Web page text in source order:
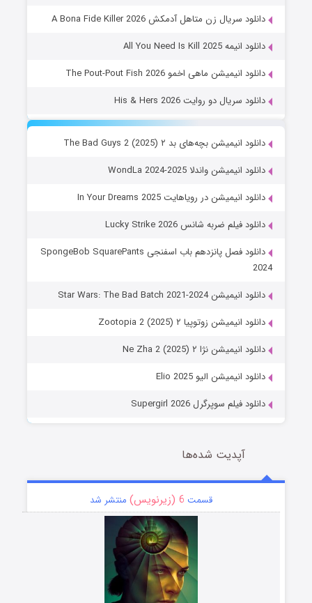
دانلود سریال زن متاهل آدمکش A Bona Fide Killer 2026
دانلود انیمه All You Need Is Kill 2025
دانلود انیمیشن ماهی اخمو The Pout-Pout Fish 2026
دانلود سریال دو روایت His & Hers 2026
دانلود انیمیشن بچه‌های بد ۲ The Bad Guys 2 (2025)
دانلود انیمیشن واندلا WondLa 2024-2025
دانلود انیمیشن در رویاهایت In Your Dreams 2025
دانلود فیلم ضربه شانس Lucky Strike 2026
دانلود فصل پانزدهم باب اسفنجی SpongeBob SquarePants
2024
دانلود انیمیشن Star Wars: The Bad Batch 2021-2024
دانلود انیمیشن زوتوپیا ۲ Zootopia 2 (2025)
دانلود انیمیشن نژا ۲ Ne Zha 2 (2025)
دانلود انیمیشن الیو Elio 2025
دانلود فیلم سوپرگرل Supergirl 2026
آپدیت شده‌ها
قسمت 6 (زیرنویس) منتشر شد